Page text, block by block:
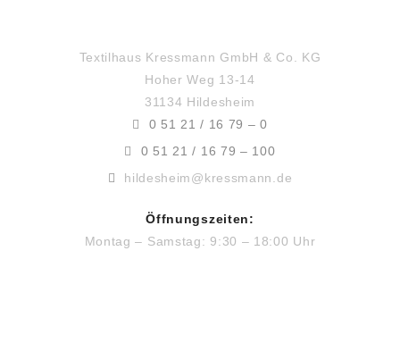
Textilhaus Kressmann GmbH & Co. KG
Hoher Weg 13-14
31134 Hildesheim
0 51 21 / 16 79 – 0
0 51 21 / 16 79 – 100
hildesheim@kressmann.de
Öffnungszeiten:
Montag – Samstag: 9:30 – 18:00 Uhr